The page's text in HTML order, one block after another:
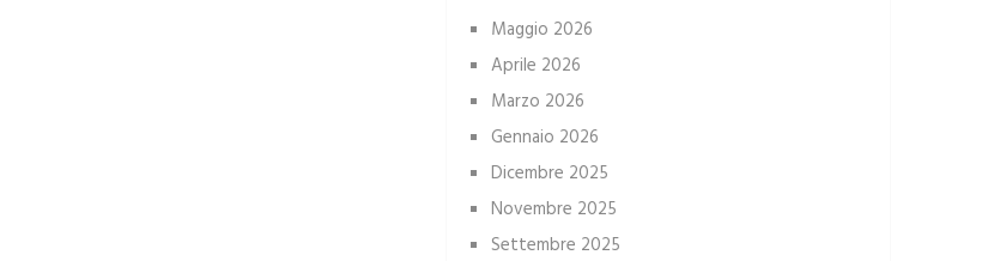
Maggio 2026
Aprile 2026
Marzo 2026
Gennaio 2026
Dicembre 2025
Novembre 2025
Settembre 2025